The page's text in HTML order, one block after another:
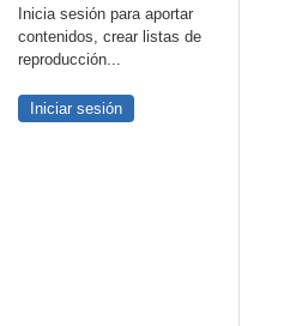
Inicia sesión para aportar
contenidos, crear listas de
reproducción...
Iniciar sesión